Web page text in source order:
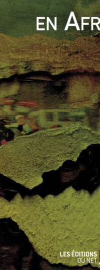
est interconnecté à
aussi difficile
maritime dans lequel la
passent
plus, le monde
que des bâtiments en
réel dont il faut tenir
le secteur maritime,
portuaires doivent faire
de nombreux
automatisés ne sont pas
sinon le plus
eux entraîne une plus
des acteurs
total de ce milieu
il est encore
de premier ordre, quand
il est tout à fait possible